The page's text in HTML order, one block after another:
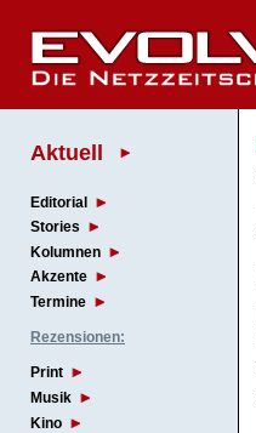
Aktuell
Editorial
Stories
Kolumnen
Akzente
Termine
Rezensionen:
Print
Musik
Kino